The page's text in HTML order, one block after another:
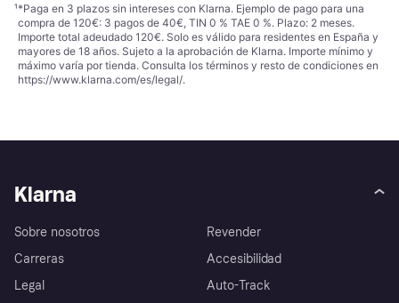
¹*Paga en 3 plazos sin intereses con Klarna. Ejemplo de pago para una
compra de 120€: 3 pagos de 40€, TIN 0 % TAE 0 %. Plazo: 2 meses.
Importe total adeudado 120€. Solo es válido para residentes en España y
mayores de 18 años. Sujeto a la aprobación de Klarna. Importe mínimo y
máximo varía por tienda. Consulta los términos y resto de condiciones en
https://www.klarna.com/es/legal/.
Klarna
Sobre nosotros
Carreras
Legal
Revender
Accesibilidad
Auto-Track